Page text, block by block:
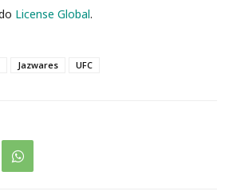
License Global.
Jazwares UFC